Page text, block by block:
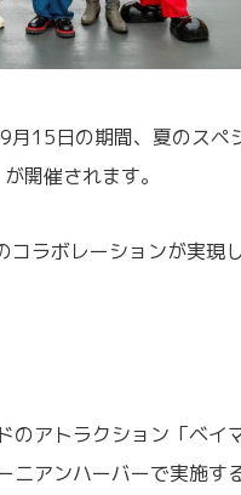
15日の期間、夏のスペ
開催されます。
ラボレーションが実現
のアトラクション「ベイ
ニアンハーバーで実施す